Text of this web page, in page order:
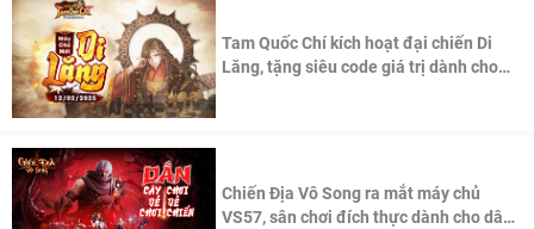
Tam Quốc Chí kích hoạt đại chiến Di
Lăng, tặng siêu code giá trị dành cho
Chiến Địa Vô Song ra mắt máy chủ
VS57, sân chơi đích thực dành cho dân